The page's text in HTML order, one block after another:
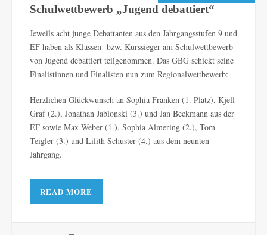
Schulwettbewerb „Jugend debattiert“
Jeweils acht junge Debattanten aus den Jahrgangsstufen 9 und
EF haben als Klassen- bzw. Kurssieger am Schulwettbewerb
von Jugend debattiert teilgenommen. Das GBG schickt seine
Finalistinnen und Finalisten nun zum Regionalwettbewerb:
Herzlichen Glückwunsch an Sophia Franken (1. Platz), Kjell
Graf (2.), Jonathan Jablonski (3.) und Jan Beckmann aus der
EF sowie Max Weber (1.), Sophia Almering (2.), Tom
Teigler (3.) und Lilith Schuster (4.) aus dem neunten
Jahrgang.
READ MORE